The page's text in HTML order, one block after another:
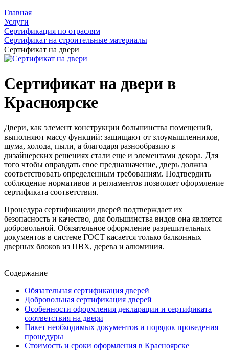
Главная
Услуги
Сертификация по отраслям
Сертификат на строительные материалы
Сертификат на двери
Сертификат на двери в
Красноярске
Двери, как элемент конструкции большинства помещений,
выполняют массу функций: защищают от злоумышленников,
шума, холода, пыли, а благодаря разнообразию в
дизайнерских решениях стали еще и элементами декора. Для
того чтобы оправдать свое предназначение, дверь должна
соответствовать определенным требованиям. Подтвердить
соблюдение нормативов и регламентов позволяет оформление
сертификата соответствия.
Процедура сертификации дверей подтверждает их
безопасность и качество, для большинства видов она является
добровольной. Обязательное оформление разрешительных
документов в системе ГОСТ касается только балконных
дверных блоков из ПВХ, дерева и алюминия.
Содержание
Обязательная сертификация дверей
Добровольная сертификация дверей
Особенности оформления декларации и сертификата
соответствия на двери
Пакет необходимых документов и порядок проведения
процедуры
Стоимость и сроки оформления в Красноярске